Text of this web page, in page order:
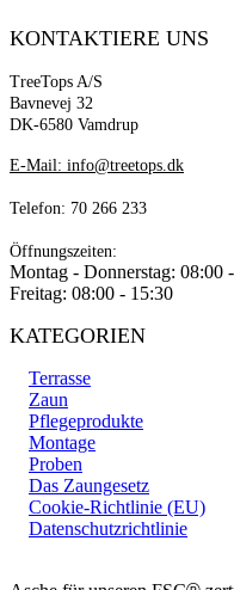
KONTAKTIERE UNS
TreeTops A/S
Bavnevej 32
DK-6580 Vamdrup
E-Mail: info@treetops.dk
Telefon: 70 266 233
Öffnungszeiten:
Montag - Donnerstag: 08:00
Freitag: 08:00 - 15:30
KATEGORIEN
Terrasse
Zaun
Pflegeprodukte
Montage
Proben
Das Zaungesetz
Cookie-Richtlinie (EU)
Datenschutzrichtlinie